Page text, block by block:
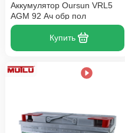
Аккумулятор Oursun VRL5
AGM 92 Ач обр пол
Купить